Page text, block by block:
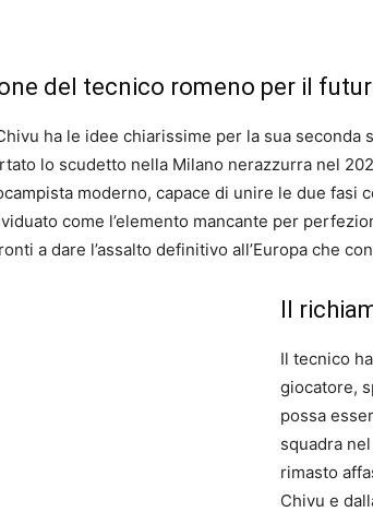
del tecnico romeno per il
ha le idee chiarissime per la sua seconda
lo scudetto nella Milano nerazzurra nel
moderno, capace di unire le due fasi
come l’elemento mancante per
a dare l’assalto definitivo all’Europa che
Il
Il tecnico
giocatore,
possa
squadra
rimasto
Chivu e